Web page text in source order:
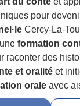
pour
Cercy-La-
formation
raconter des
et oralitéet
orale avec